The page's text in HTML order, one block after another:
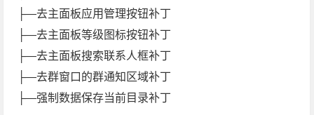
├—去主面板应用管理按钮补丁
├—去主面板等级图标按钮补丁
├—去主面板搜索联系人框补丁
├—去群窗口的群通知区域补丁
├—强制数据保存当前目录补丁